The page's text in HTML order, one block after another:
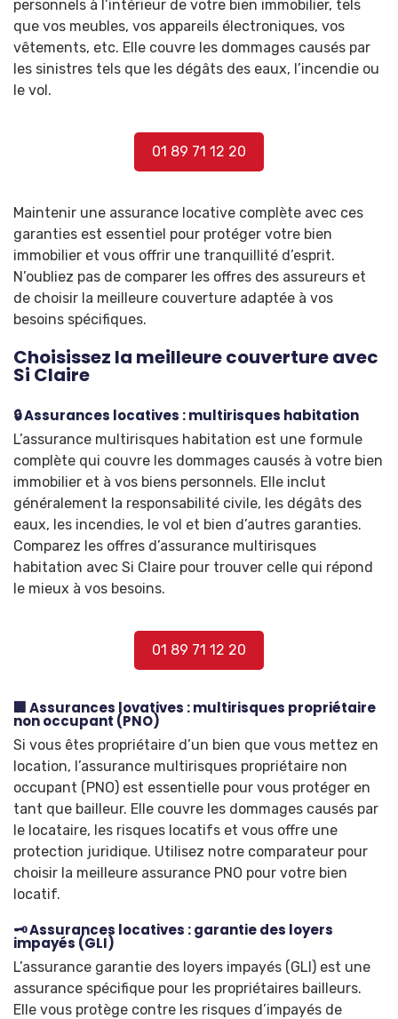
personnels à l’intérieur de votre bien immobilier, tels
que vos meubles, vos appareils électroniques, vos
vêtements, etc. Elle couvre les dommages causés par
les sinistres tels que les dégâts des eaux, l’incendie ou
le vol.
01 89 71 12 20
Maintenir une assurance locative complète avec ces
garanties est essentiel pour protéger votre bien
immobilier et vous offrir une tranquillité d’esprit.
N’oubliez pas de comparer les offres des assureurs et
de choisir la meilleure couverture adaptée à vos
besoins spécifiques.
Choisissez la meilleure couverture avec
Si Claire
🔒 Assurances locatives : multirisques habitation
L’assurance multirisques habitation est une formule
complète qui couvre les dommages causés à votre bien
immobilier et à vos biens personnels. Elle inclut
généralement la responsabilité civile, les dégâts des
eaux, les incendies, le vol et bien d’autres garanties.
Comparez les offres d’assurance multirisques
habitation avec Si Claire pour trouver celle qui répond
le mieux à vos besoins.
01 89 71 12 20
🏢 Assurances lovatives : multirisques propriétaire
non occupant (PNO)
Si vous êtes propriétaire d’un bien que vous mettez en
location, l’assurance multirisques propriétaire non
occupant (PNO) est essentielle pour vous protéger en
tant que bailleur. Elle couvre les dommages causés par
le locataire, les risques locatifs et vous offre une
protection juridique. Utilisez notre comparateur pour
choisir la meilleure assurance PNO pour votre bien
locatif.
🗝️ Assurances locatives : garantie des loyers
impayés (GLI)
L’assurance garantie des loyers impayés (GLI) est une
assurance spécifique pour les propriétaires bailleurs.
Elle vous protège contre les risques d’impayés de